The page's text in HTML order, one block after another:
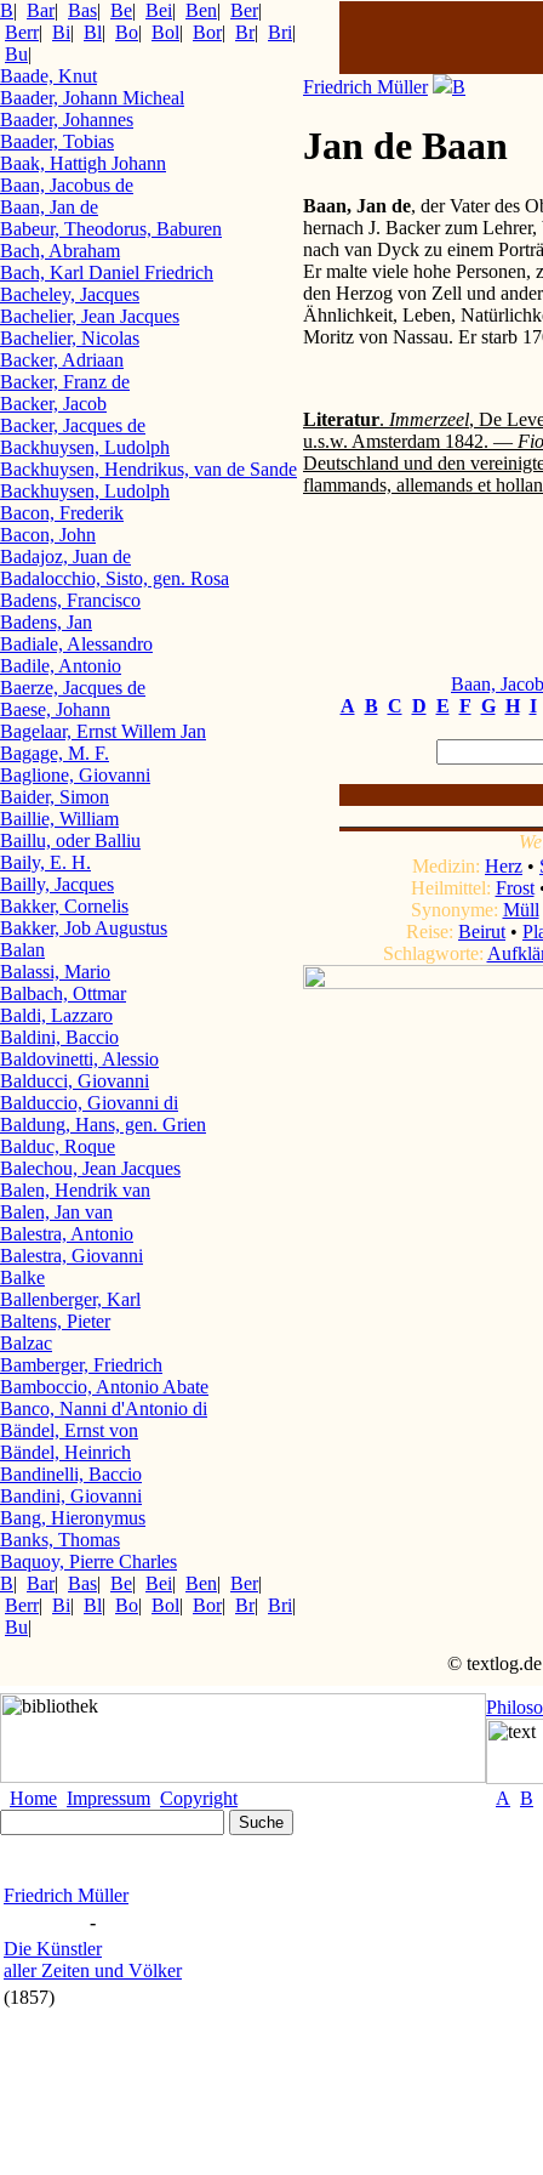
Friedrich Müller B
Jan de Baan
Baan, Jan de, der Vater des
hernach J. Backer zum
nach van Dyck zu einem
Er malte viele hohe
den Herzog von Zell und
Ähnlichkeit, Leben,
Moritz von Nassau. Er starb
Literatur. Immerzeel, De
u.s.w. Amsterdam 1842. —
Deutschland und den
flammands, allemands et
Baan,
A B C D E F G H I
Medizin: Herz •
Heilmittel: Frost
Synonyme: Müll
Reise: Beirut •
Schlagworte:
B| Bar| Bas| Be| Bei| Ben| Ber|
Berr| Bi| Bl| Bo| Bol| Bor| Br| Bri|
Bu|
Baade, Knut
Baader, Johann Micheal
Baader, Johannes
Baader, Tobias
Baak, Hattigh Johann
Baan, Jacobus de
Baan, Jan de
Babeur, Theodorus, Baburen
Bach, Abraham
Bach, Karl Daniel Friedrich
Bacheley, Jacques
Bachelier, Jean Jacques
Bachelier, Nicolas
Backer, Adriaan
Backer, Franz de
Backer, Jacob
Backer, Jacques de
Backhuysen, Ludolph
Backhuysen, Hendrikus, van de Sande
Backhuysen, Ludolph
Bacon, Frederik
Bacon, John
Badajoz, Juan de
Badalocchio, Sisto, gen. Rosa
Badens, Francisco
Badens, Jan
Badiale, Alessandro
Badile, Antonio
Baerze, Jacques de
Baese, Johann
Bagelaar, Ernst Willem Jan
Bagage, M. F.
Baglione, Giovanni
Baider, Simon
Baillie, William
Baillu, oder Balliu
Baily, E. H.
Bailly, Jacques
Bakker, Cornelis
Bakker, Job Augustus
Balan
Balassi, Mario
Balbach, Ottmar
Baldi, Lazzaro
Baldini, Baccio
Baldovinetti, Alessio
Balducci, Giovanni
Balduccio, Giovanni di
Baldung, Hans, gen. Grien
Balduc, Roque
Balechou, Jean Jacques
Balen, Hendrik van
Balen, Jan van
Balestra, Antonio
Balestra, Giovanni
Balke
Ballenberger, Karl
Baltens, Pieter
Balzac
Bamberger, Friedrich
Bamboccio, Antonio Abate
Banco, Nanni d'Antonio di
Bändel, Ernst von
Bändel, Heinrich
Bandinelli, Baccio
Bandini, Giovanni
Bang, Hieronymus
Banks, Thomas
Baquoy, Pierre Charles
B| Bar| Bas| Be| Bei| Ben| Ber|
Berr| Bi| Bl| Bo| Bol| Bor| Br| Bri|
Bu|
© textlog.de
Home Impressum Copyright A B
Friedrich Müller
-
Die Künstler
aller Zeiten und Völker
(1857)